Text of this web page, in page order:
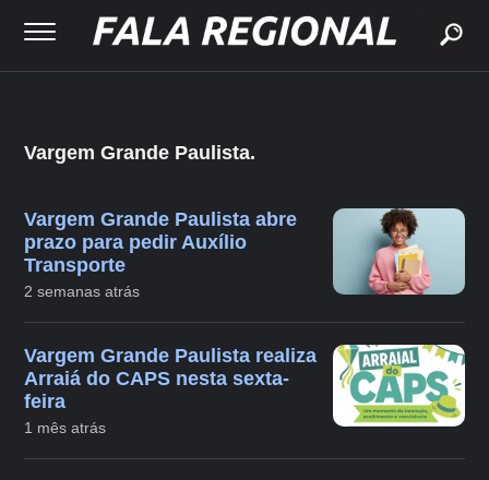
Vargem Grande Paulista.
Vargem Grande Paulista abre
prazo para pedir Auxílio
Transporte
2 semanas atrás
Vargem Grande Paulista realiza
Arraiá do CAPS nesta sexta-
feira
1 mês atrás